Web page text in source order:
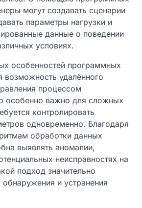
могут создавать сценарии
параметры нагрузки и
данные о поведении
условиях.
особенностей программных
возможность удалённого
процессом
особенно важно для сложных
контролировать
одновременно. Благодаря
обработки данных
выявлять аномалии,
неисправностях на
подход значительно
и устранения